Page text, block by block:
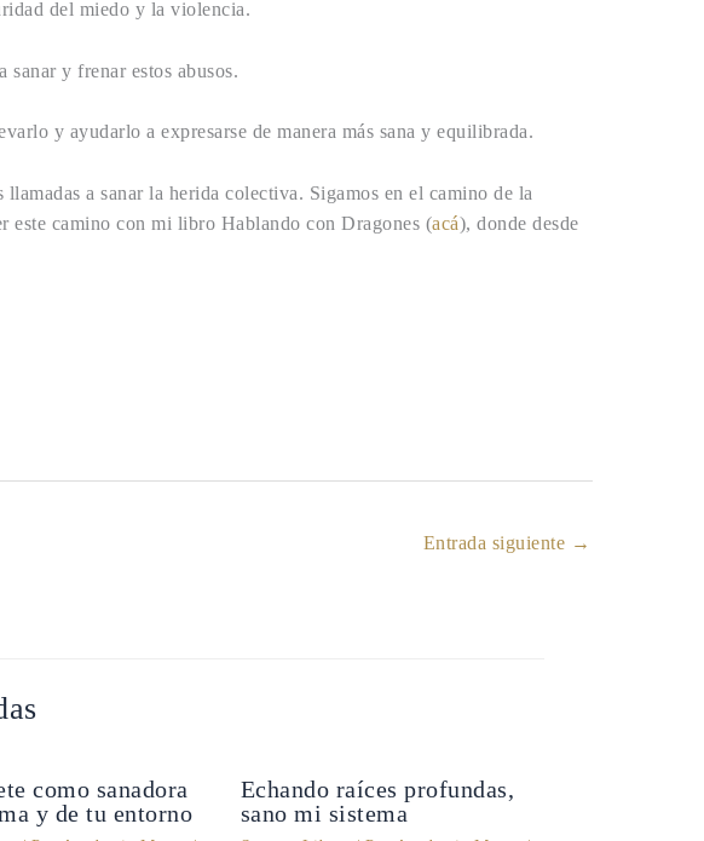
del miedo y la violencia.
sanar y frenar estos abusos.
y ayudarlo a expresarse de manera más sana y equilibrada.
a sanar la herida colectiva. Sigamos en el camino de la
este camino con mi libro Hablando con Dragones (acá), donde desde
Entrada siguiente →
como sanadora
y de tu entorno
Echando raíces profundas,
sano mi sistema